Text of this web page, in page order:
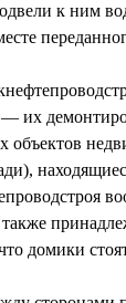
к ним
их
объектов
также
домики